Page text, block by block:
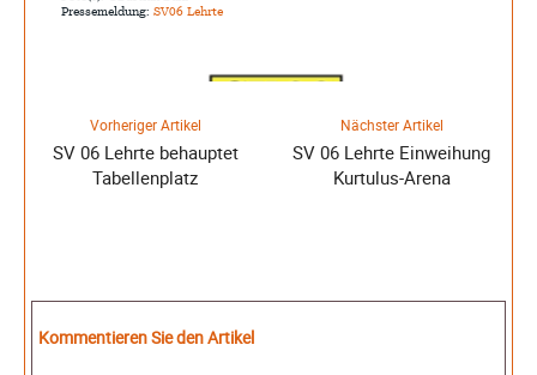
Pressemeldung: SV06 Lehrte
Vorheriger Artikel
SV 06 Lehrte behauptet
Tabellenplatz
Nächster Artikel
SV 06 Lehrte Einweihung
Kurtulus-Arena
Kommentieren Sie den Artikel